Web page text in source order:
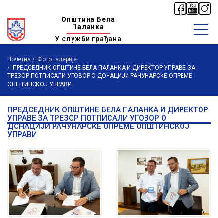
Општина Бела
Паланка
У служби грађана
Почетна
Фото галерије
ПРЕДСЕДНИК ОПШТИНЕ БЕЛА ПАЛАНКА И ДИРЕКТОР УПРАВЕ ЗА
ТРЕЗОР ПОТПИСАЛИ УГОВОР О ДОНАЦИЈИ РАЧУНАРСКЕ ОПРЕМЕ
ОПШТИНСКОЈ УПРАВИ
ПРЕДСЕДНИК ОПШТИНЕ БЕЛА ПАЛАНКА И ДИРЕКТОР
УПРАВЕ ЗА ТРЕЗОР ПОТПИСАЛИ УГОВОР О
ДОНАЦИЈИ РАЧУНАРСКЕ ОПРЕМЕ ОПШТИНСКОЈ
УПРАВИ